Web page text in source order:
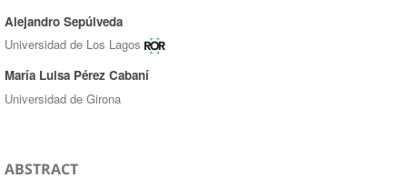
Alejandro Sepúlveda
Universidad de Los Lagos
Marí­a Luisa Pérez Cabaní
Universidad de Girona
ABSTRACT